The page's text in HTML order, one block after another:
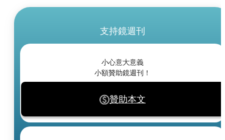
支持鏡週刊
小心意大意義
小額贊助鏡週刊！
贊助本文